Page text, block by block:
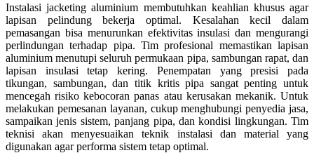
Instalasi jacketing aluminium membutuhkan keahlian khusus agar
lapisan pelindung bekerja optimal. Kesalahan kecil dalam
pemasangan bisa menurunkan efektivitas insulasi dan mengurangi
perlindungan terhadap pipa. Tim profesional memastikan lapisan
aluminium menutupi seluruh permukaan pipa, sambungan rapat, dan
lapisan insulasi tetap kering. Penempatan yang presisi pada
tikungan, sambungan, dan titik kritis pipa sangat penting untuk
mencegah risiko kebocoran panas atau kerusakan mekanik. Untuk
melakukan pemesanan layanan, cukup menghubungi penyedia jasa,
sampaikan jenis sistem, panjang pipa, dan kondisi lingkungan. Tim
teknisi akan menyesuaikan teknik instalasi dan material yang
digunakan agar performa sistem tetap optimal.